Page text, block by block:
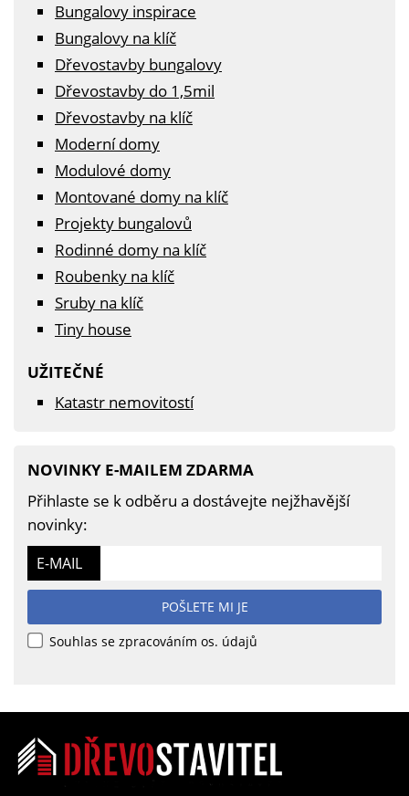
Bungalovy inspirace
Bungalovy na klíč
Dřevostavby bungalovy
Dřevostavby do 1,5mil
Dřevostavby na klíč
Moderní domy
Modulové domy
Montované domy na klíč
Projekty bungalovů
Rodinné domy na klíč
Roubenky na klíč
Sruby na klíč
Tiny house
UŽITEČNÉ
Katastr nemovitostí
NOVINKY E-MAILEM ZDARMA
Přihlaste se k odběru a dostávejte nejžhavější
novinky:
E-MAIL
POŠLETE MI JE
Souhlas se zpracováním os. údajů